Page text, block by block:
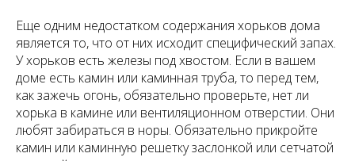
Еще одним недостатком содержания хорьков дома
является то, что от них исходит специфический запах.
У хорьков есть железы под хвостом. Если в вашем
доме есть камин или каминная труба, то перед тем,
как зажечь огонь, обязательно проверьте, нет ли
хорька в камине или вентиляционном отверстии. Они
любят забираться в норы. Обязательно прикройте
камин или каминную решетку заслонкой или сетчатой